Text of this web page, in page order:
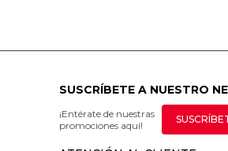
SUSCRÍBETE A NUESTRO
¡Entérate de nuestras
promociones aquí!